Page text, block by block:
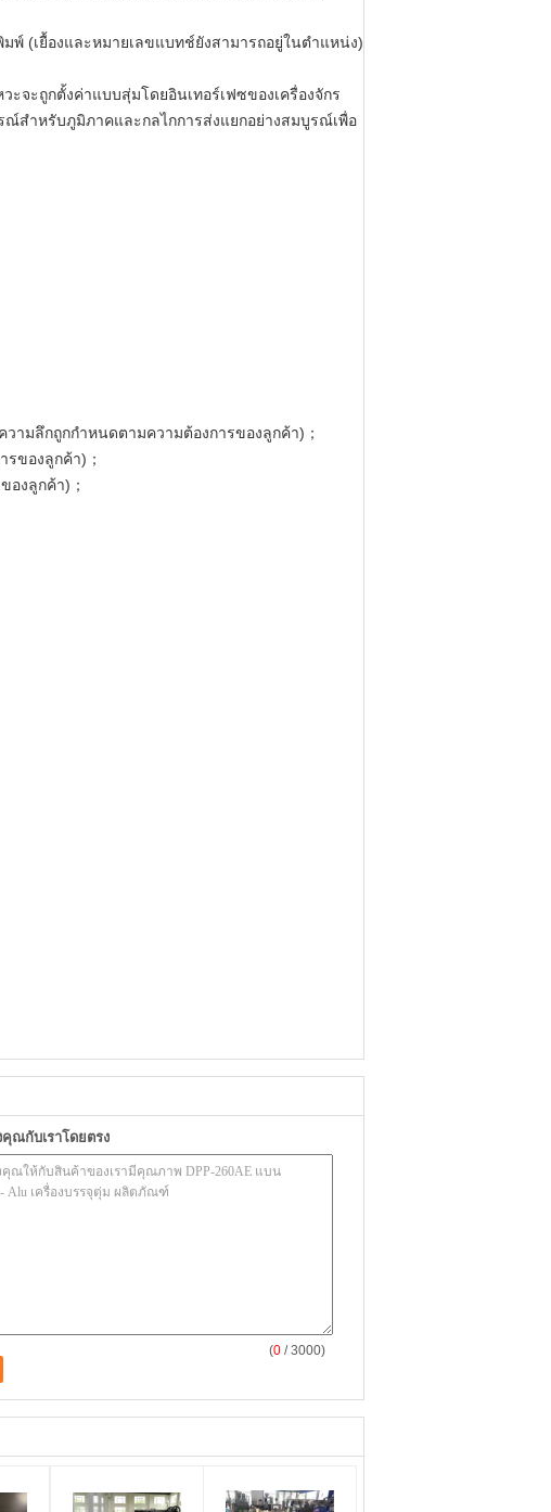
พ์ (เยื้องและหมายเลขแบทช์ยังสามารถอยู่ในตำแหน่ง)
จะถูกตั้งค่าแบบสุ่มโดยอินเทอร์เฟซของเครื่องจักร
สำหรับภูมิภาคและกลไกการส่งแยกอย่างสมบูรณ์เพื่อ
วามลึกถูกกำหนดตามความต้องการของลูกค้า)；
ของลูกค้า)；
องลูกค้า)；
ณกับเราโดยตรง
(0 / 3000)